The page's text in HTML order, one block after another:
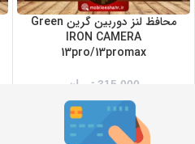
محافظ لنز دوربین گرین Green
IRON CAMERA
13pro/13promax
315,000 تومان